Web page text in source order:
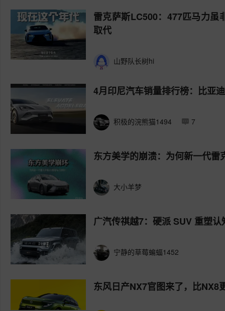
雷克萨斯LC500：477匹马力虽
取代
山野队长树hi
4月印尼汽车销量排行榜：比亚
积极的浣熊猫1494 7
东方美学的崩溃：为何新一代雷
大小羊梦
广汽传祺越7：硬派 SUV 重塑
宁静的草莓蝙蝠1452
东风日产NX7官图来了，比NX8